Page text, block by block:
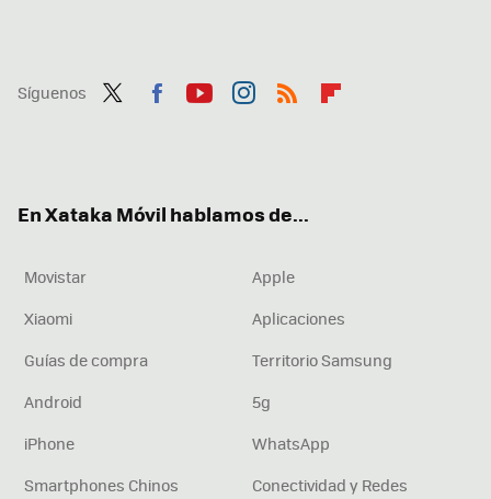
Síguenos
En Xataka Móvil hablamos de...
Movistar
Apple
Xiaomi
Aplicaciones
Guías de compra
Territorio Samsung
Android
5g
iPhone
WhatsApp
Smartphones Chinos
Conectividad y Redes